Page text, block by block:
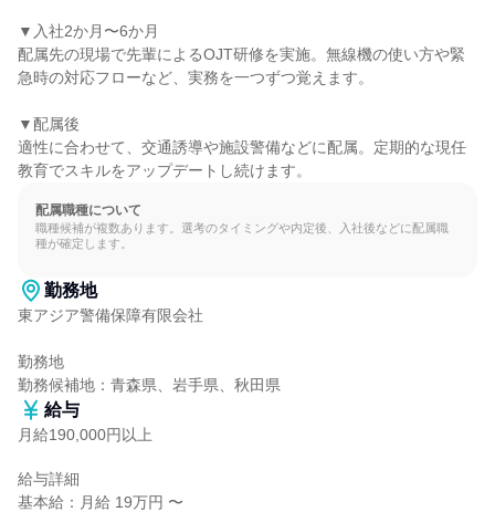
▼入社2か月〜6か月
配属先の現場で先輩によるOJT研修を実施。無線機の使い方や緊
急時の対応フローなど、実務を一つずつ覚えます。
▼配属後
適性に合わせて、交通誘導や施設警備などに配属。定期的な現任
教育でスキルをアップデートし続けます。
配属職種について
職種候補が複数あります。選考のタイミングや内定後、入社後などに配属職
種が確定します。
勤務地
東アジア警備保障有限会社
勤務地
勤務候補地：青森県、岩手県、秋田県
給与
月給190,000円以上
給与詳細
基本給：月給 19万円 〜